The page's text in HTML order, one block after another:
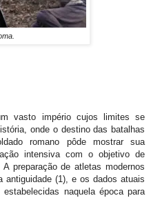
vasto império cujos limites se
onde o destino das batalhas
romano pôde mostrar sua
intensiva com o objetivo de
preparação de atletas modernos
antiguidade (1), e os dados atuais
naquela época para